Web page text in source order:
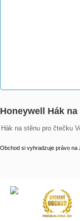
Honeywell Hák
Hák na stěnu pro čtečku
Obchod si vyhradzuje právo na